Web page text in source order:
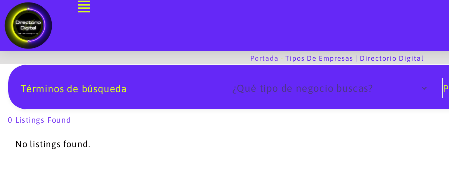
al
contenido
Portada - Tipos De Empresas | Directorio Digital
Términos de búsqueda ¿Qué tipo de negocio buscas?
0 Listings Found
No listings found.